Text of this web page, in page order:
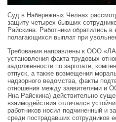
Суд в Набережных Челнах
защиту четырех бывших
Райскина. Работники обратились
полагающихся выплат при
Требования направлены к ООО
установления факта трудовых
задолженности по зарплате,
отпуск, а также возмещения
надзорного ведомства, факты
отношения между заявителями и
Яна Райскина) действительно
взаимодействия отличался
работников носил подчиненный и
среди пострадавших сотрудников